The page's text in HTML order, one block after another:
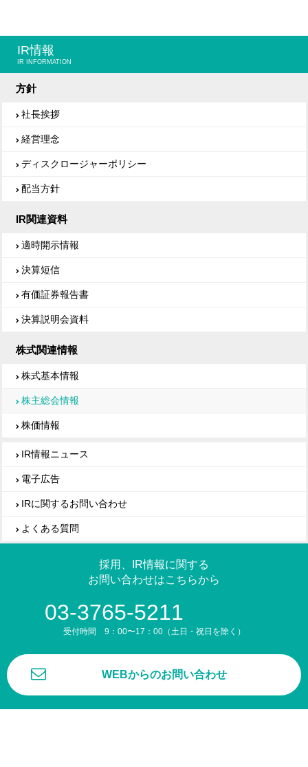
IR情報
IR INFORMATION
方針
社長挨拶
経営理念
ディスクロージャーポリシー
配当方針
IR関連資料
適時開示情報
決算短信
有価証券報告書
決算説明会資料
株式関連情報
株式基本情報
株主総会情報
株価情報
IR情報ニュース
電子広告
IRに関するお問い合わせ
よくある質問
採用、IR情報に関する
お問い合わせはこちらから
03-3765-5211
受付時間 9：00〜17：00（土日・祝日を除く）
WEBからのお問い合わせ